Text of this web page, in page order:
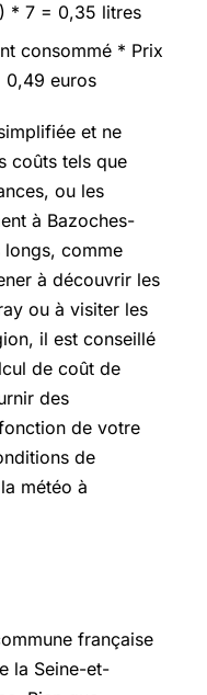
* 7 = 0,35 litres
consommé * Prix
euros
et ne
coûts tels que
ou les
à Bazoches-
longs, comme
à découvrir les
ou à visiter les
il est conseillé
de coût de
des
de votre
de
météo à
française
la Seine-et-